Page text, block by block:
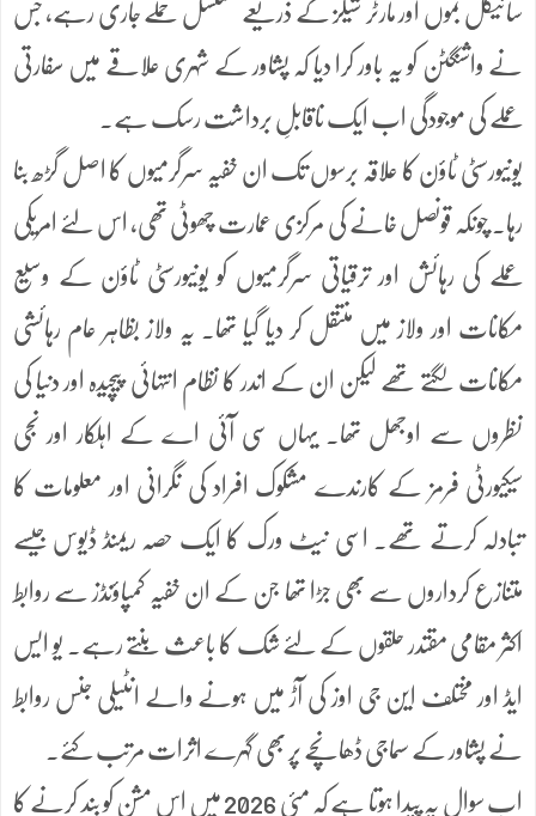
سائیکل بموں اور مارٹر شیلز کے ذریعے مسلسل حملے جاری رہے، جس
نے واشنگٹن کو یہ باور کرا دیا کہ پشاور کے شہری علاقے میں سفارتی
عملے کی موجودگی اب ایک ناقابلِ برداشت رسک ہے۔
یونیورسٹی ٹاؤن کا علاقہ برسوں تک ان خفیہ سرگرمیوں کا اصل گڑھ بنا
رہا۔ چونکہ قونصل خانے کی مرکزی عمارت چھوٹی تھی، اس لئے امریکی
عملے کی رہائش اور ترقیاتی سرگرمیوں کو یونیورسٹی ٹاؤن کے وسیع
مکانات اور ولاز میں منتقل کر دیا گیا تھا۔ یہ ولاز بظاہر عام رہائشی
مکانات لگتے تھے لیکن ان کے اندر کا نظام انتہائی پیچیدہ اور دنیا کی
نظروں سے اوجھل تھا۔ یہاں سی آئی اے کے اہلکار اور نجی
سیکیورٹی فرمز کے کارندے مشکوک افراد کی نگرانی اور معلومات کا
تبادلہ کرتے تھے۔ اسی نیٹ ورک کا ایک حصہ ریمنڈ ڈیوس جیسے
متنازع کرداروں سے بھی جڑا تھا جن کے ان خفیہ کمپاؤنڈز سے روابط
اکثر مقامی مقتدر حلقوں کے لئے شک کا باعث بنتے رہے۔ یو ایس
ایڈ اور مختلف این جی اوز کی آڑ میں ہونے والے انٹیلی جنس روابط
نے پشاور کے سماجی ڈھانچے پر بھی گہرے اثرات مرتب کئے۔
اب سوال یہ پیدا ہوتا ہے کہ مئی 2026 میں اس مشن کو بند کرنے کا